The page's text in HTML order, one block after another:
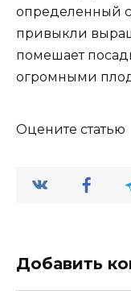
определенный
привыкли
помешает
огромными
Оцените статью
Добавить